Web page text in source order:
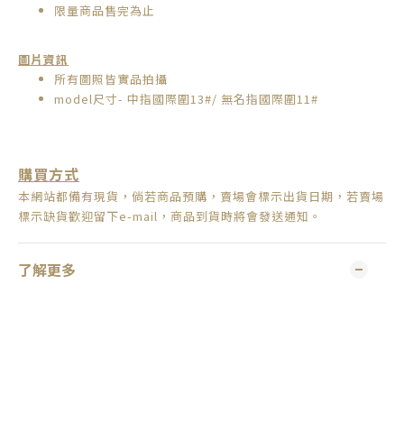
限量商品售完為止
圖片資訊
所有圖照皆實品拍攝
model尺寸- 中指國際圍13#/ 無名指國際圍11#
購買方式
本網站都備有現貨，倘若商品預購，賣場會標示出貨日期， 若賣場
標示缺貨歡迎留下e-mail，商品到貨時將會發送通知。
了解更多